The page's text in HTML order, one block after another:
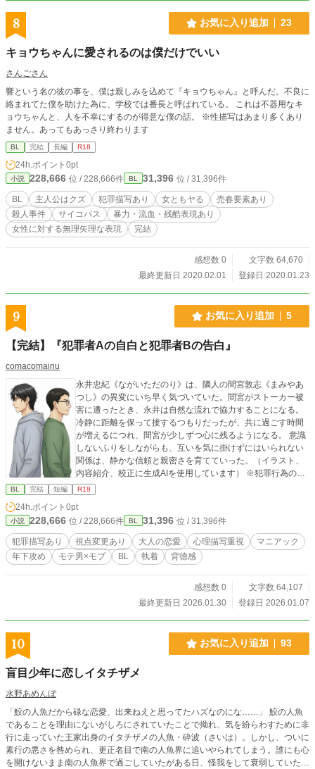
8 お気に入り追加 23
キョウちゃんに愛されるのは僕だけでいい
さんごさん
響という名の彼の事を、僕は親しみを込めて『キョウちゃん』と呼んだ。不良に
絡まれてた僕を助けた為に、学校では番長と呼ばれている。 これは不器用なキ
ョウちゃんと、人を不幸にするのが得意な僕の話。 ※性描写はあまり多くあり
ません。あってもあっさり終わります
BL 完結 長編 R18
24h.ポイント 0pt
小説 228,666 位 / 228,666件 BL 31,396 位 / 31,396件
BL 主人公はクズ 犯罪描写あり 女ともヤる
売春要素あり
殺人事件
サイコパス
暴力・流血・残酷表現あり
女性に対する無理矢理な表現
完結
感想数 0
文字数 64,670
最終更新日 2020.02.01
登録日 2020.01.23
9 お気に入り追加 5
【完結】『犯罪者Aの自白と犯罪者Bの告白』
comacomainu
永井忠紀《ながいただのり》は、隣人の間宮敦志《まみやあ
つし》の異変にいち早く気づいていた。間宮がストーカー被
害に遭ったとき、永井は自然な流れで協力することになる。
冷静に距離を保って接するつもりだったが、共に過ごす時間
が増えるにつれ、間宮が少しずつ心に残るようになる。 意識
しないふりをしながらも、互いを気に掛けずにはいられない
関係は、静かな信頼と親密さを育てていった。（イラスト、
内容紹介、校正に生成AIを使用しています） ※犯罪行為の描
写がある為、R-18とします。
BL 完結 短編 R18
24h.ポイント 0pt
小説 228,666 位 / 228,666件 BL 31,396 位 / 31,396件
犯罪描写あり 視点変更あり 大人の恋愛 心理描写重視
マニアック
年下攻め
モテ男×モブ BL 執着 背徳感
感想数 0
文字数 64,107
最終更新日 2026.01.30
登録日 2026.01.07
10 お気に入り追加 93
盲目少年に恋しイタチザメ
水野あめんぼ
「鮫の人魚だから碌な恋愛、出来ねえと思ってたハズなのにな……」 鮫の人魚
であることを理由にないがしろにされていたことで拗れ、気を紛らわすために非
行に走っていた王家出身のイタチザメの人魚・砕波（さいは）。しかし、ついに
素行の悪さを咎められ、更正名目で南の人魚界に追いやられてしまう。誰にも心
を開けないまま南の人魚界で過ごしていたがある日、怪我をして衰弱していたと